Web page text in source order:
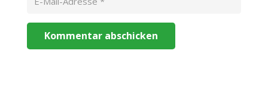
Kommentar abschicken